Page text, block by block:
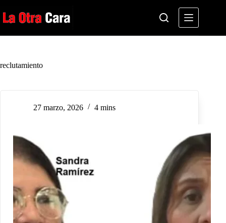
al
contenido
reclutamiento
27 marzo, 2026 4 mins